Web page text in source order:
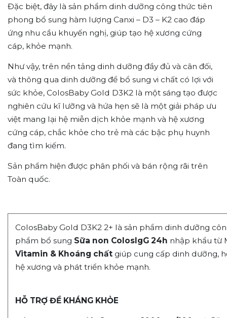
Đặc biệt, đây là sản phẩm dinh dưỡng công thức tiên
phong bổ sung hàm lượng Canxi – D3 – K2 cao đáp
ứng nhu cầu khuyến nghị, giúp tạo hệ xương cứng
cáp, khỏe mạnh.
Như vậy, trên nền tảng dinh dưỡng đầy đủ và cân đối,
và thông qua dinh dưỡng để bổ sung vi chất có lợi với
sức khỏe, ColosBaby Gold D3K2 là một sáng tạo được
nghiên cứu kĩ lưỡng và hứa hẹn sẽ là một giải pháp ưu
việt mang lại hệ miễn dịch khỏe mạnh và hệ xương
cứng cáp, chắc khỏe cho trẻ mà các bậc phụ huynh
đang tìm kiếm.
Sản phẩm hiện được phân phối và bán rộng rãi trên
Toàn quốc.
ColosBaby Gold D3K2 2+ là sản phẩm dinh dưỡng
phẩm bổ sung Sữa non ColosIgG 24h nhập khẩu từ
Vitamin & Khoáng chất giúp cung cấp dinh dưỡng,
hệ xương và phát triển khỏe mạnh.
HỖ TRỢ ĐỀ KHÁNG KHỎE